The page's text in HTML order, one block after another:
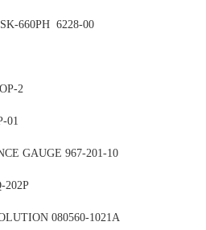
660PH 6228-00
2
01
GAUGE 967-201-10
202P
080560-1021A